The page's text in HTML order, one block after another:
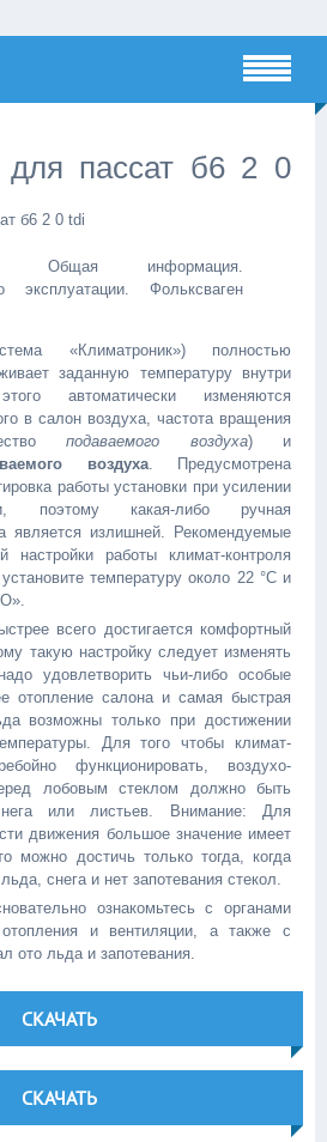
для пассат б6 2 0
Общая информация.
эксплуатации. Фольксваген
«Климатроник») полностью
заданную температуру внутри
автоматически изменяются
в салон воздуха, частота вращения
подаваемого воздуха) и
воздуха. Предусмотрена
работы установки при усилении
поэтому какая-либо ручная
является излишней. Рекомендуемые
настройки работы климат-контроля
температуру около 22 °С и
всего достигается комфортный
такую настройку следует изменять
удовлетворить чьи-либо особые
отопление салона и самая быстрая
возможны только при достижении
Для того чтобы климат-
функционировать, воздухо-
лобовым стеклом должно быть
или листьев. Внимание: Для
движения большое значение имеет
можно достичь только тогда, когда
снега и нет запотевания стекол.
ознакомьтесь с органами
и вентиляции, а также с
ото льда и запотевания.
СКАЧАТЬ
СКАЧАТЬ